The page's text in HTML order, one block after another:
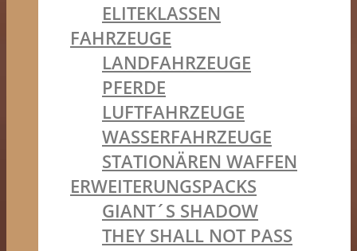
ELITEKLASSEN
FAHRZEUGE
LANDFAHRZEUGE
PFERDE
LUFTFAHRZEUGE
WASSERFAHRZEUGE
STATIONÄREN WAFFEN
ERWEITERUNGSPACKS
GIANT´S SHADOW
THEY SHALL NOT PASS